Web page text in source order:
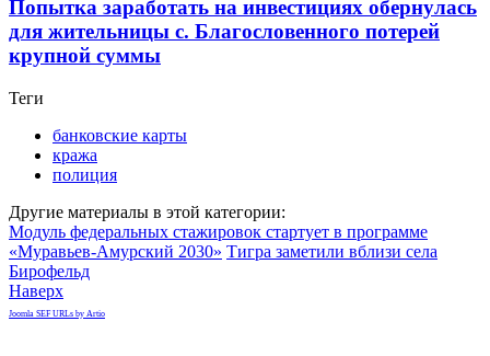
Попытка заработать на инвестициях обернулась
для жительницы с. Благословенного потерей
крупной суммы
Теги
банковские карты
кража
полиция
Другие материалы в этой категории:
Модуль федеральных стажировок стартует в программе
«Муравьев-Амурский 2030» Тигра заметили вблизи села
Бирофельд
Наверх
Joomla SEF URLs by Artio